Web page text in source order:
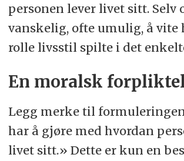
personen lever livet sitt. Selv
vanskelig, ofte umulig, å vite
rolle livsstil spilte i det
En moralsk
Legg merke til
har å gjøre med hvordan
livet sitt.» Dette er kun en